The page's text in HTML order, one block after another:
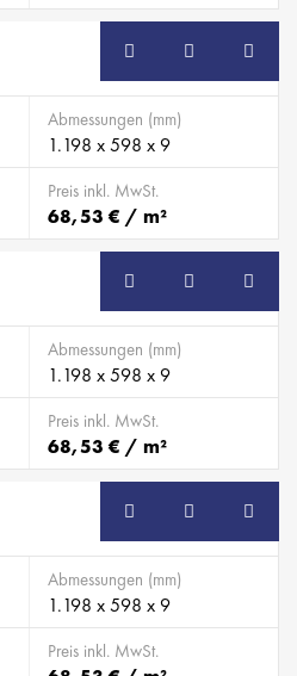
Abmessungen (mm)
1.198 x 598 x 9
Preis inkl. MwSt.
68,53 € / m²
Abmessungen (mm)
1.198 x 598 x 9
Preis inkl. MwSt.
68,53 € / m²
Abmessungen (mm)
1.198 x 598 x 9
Preis inkl. MwSt.